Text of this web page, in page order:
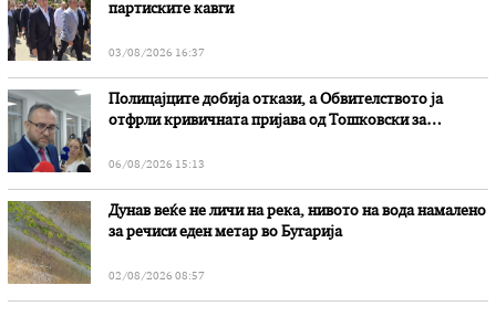
партиските кавги
03/08/2026 16:37
Полицајците добија откази, а Обвителството ја
отфрли кривичната пријава од Тошковски за
06/08/2026 15:13
Дунав веќе не личи на река, нивото на вода намалено
за речиси еден метар во Бугарија
02/08/2026 08:57